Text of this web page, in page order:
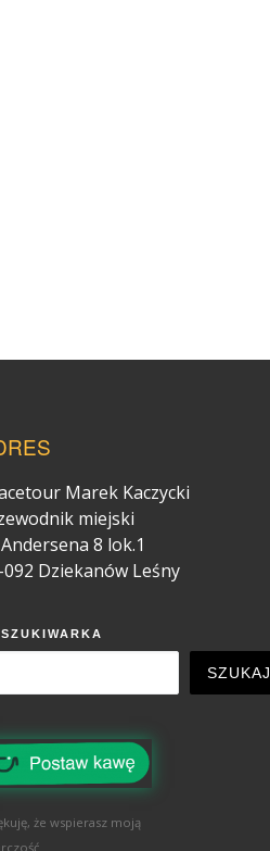
Marek Kaczycki
miejski
8 lok.1
Dziekanów Leśny
SZUKAJ
że wspierasz moją